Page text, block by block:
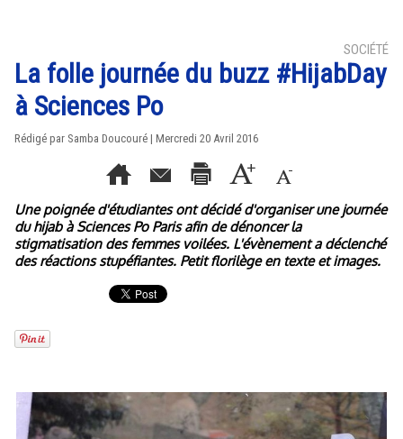
SOCIÉTÉ
La folle journée du buzz #HijabDay
à Sciences Po
Rédigé par Samba Doucouré | Mercredi 20 Avril 2016
Une poignée d'étudiantes ont décidé d'organiser une journée
du hijab à Sciences Po Paris afin de dénoncer la
stigmatisation des femmes voilées. L'évènement a déclenché
des réactions stupéfiantes. Petit florilège en texte et images.